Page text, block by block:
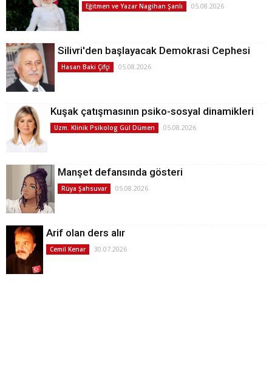
Eğitmen ve Yazar Nagihan Şanlı 05.08.2026
Silivri'den başlayacak Demokrasi Cephesi
Hasan Baki Çifçi 05.08.2026
Kuşak çatışmasının psiko-sosyal dinamikleri
Uzm. Klinik Psikolog Gül Dümen 05.08.2026
Manşet defansında gösteri
Rüya Şahsuvar 05.08.2026
Arif olan ders alır
Cemil Kenar 30.07.2026